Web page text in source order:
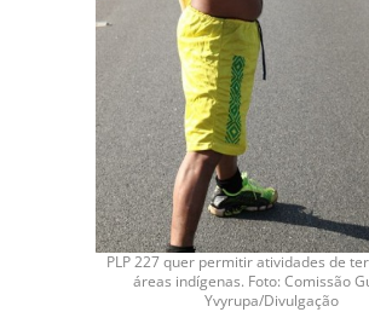
PLP 227 quer permitir atividades de
áreas indígenas. Foto: Comissão
Yvyrupa/Divulgação